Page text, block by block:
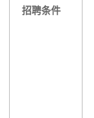
招聘条件